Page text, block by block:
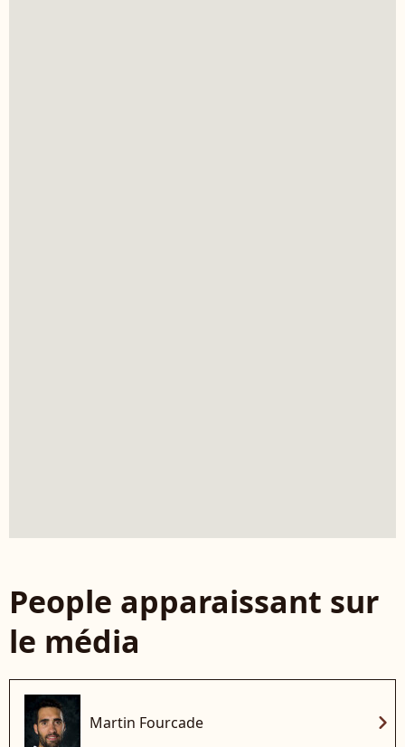
People apparaissant sur
le média
Martin Fourcade chevron_right